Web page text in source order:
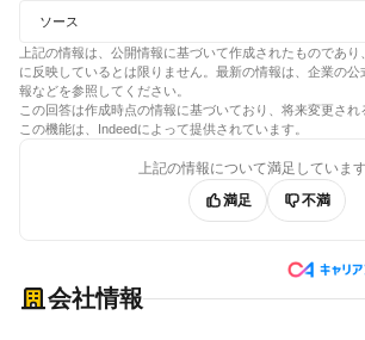
ソース
上記の情報は、公開情報に基づいて作成されたものであ
に反映しているとは限りません。最新の情報は、企業の
報などを参照してください。
この回答は作成時点の情報に基づいており、将来変更され
この機能は、Indeedによって提供されています。
上記の情報について満足していま
満足
不満
会社情報